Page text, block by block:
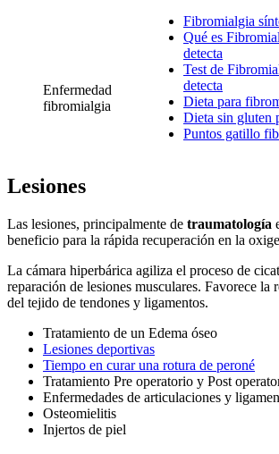
Enfermedad
fibromialgia
Fibromialgia
Qué es
detecta
Test de
detecta
Dieta para
Dieta sin gluten
Puntos gatillo
Lesiones
Las lesiones, principalmente de traumatología
beneficio para la rápida recuperación en la
La cámara hiperbárica agiliza el proceso de
reparación de lesiones musculares. Favorece la
del tejido de tendones y ligamentos.
Tratamiento de un Edema óseo
Lesiones deportivas
Tiempo en curar una rotura de peroné
Tratamiento Pre operatorio y Post
Enfermedades de articulaciones y
Osteomielitis
Injertos de piel